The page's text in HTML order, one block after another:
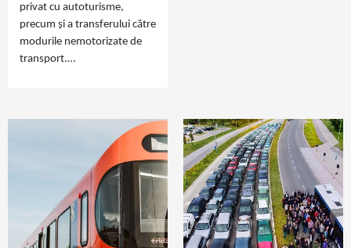
privat cu autoturisme,
precum și a transferului către
modurile nemotorizate de
transport.…